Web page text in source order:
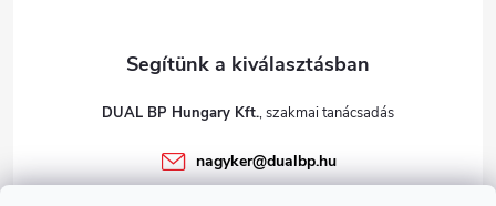
DUAL BP Hungary Kft.
nagyker@dualbp.hu